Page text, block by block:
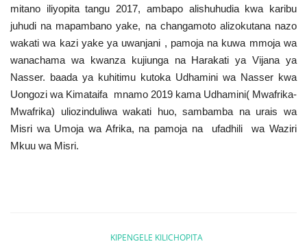
mitano iliyopita tangu 2017, ambapo alishuhudia kwa karibu
juhudi na mapambano yake, na changamoto alizokutana nazo
wakati wa kazi yake ya uwanjani , pamoja na kuwa mmoja wa
wanachama wa kwanza kujiunga na Harakati ya Vijana ya
Nasser. baada ya kuhitimu kutoka Udhamini wa Nasser kwa
Uongozi wa Kimataifa mnamo 2019 kama Udhamini( Mwafrika-
Mwafrika) uliozinduliwa wakati huo, sambamba na urais wa
Misri wa Umoja wa Afrika, na pamoja na ufadhili wa Waziri
Mkuu wa Misri.
KIPENGELE KILICHOPITA